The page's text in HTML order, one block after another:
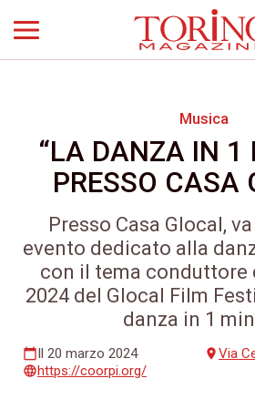
Musica
“LA DANZA IN 1
PRESSO CASA
Presso Casa Glocal,
evento dedicato alla
con il tema conduttore
2024 del Glocal Film
danza in 1
calendar_todayIl 20 marzo 2024 placeVia
languagehttps://coorpi.org/